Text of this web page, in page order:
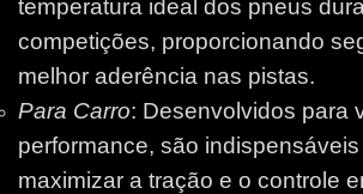
temperatura ideal dos pneus
competições, proporcionando
melhor aderência nas pistas.
Para Carro: Desenvolvidos para
performance, são
maximizar a tração e o controle